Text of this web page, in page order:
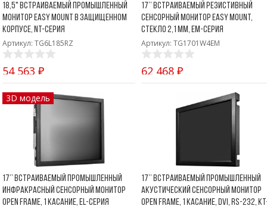
18,5" Встраиваемый промышленный
монитор Easy Mount в защищенном
корпусе, NT-серия
Артикул: TG6L185RZ
54 563 ₽
17’’ Встраиваемый резистивный
сенсорный монитор Easy Mount,
стекло 2,1 мм, EM-серия
Артикул: TG1701W4EM
62 468 ₽
3D модель
17’’ Встраиваемый промышленный
инфракрасный сенсорный монитор
Open Frame, 1 касание, EL-серия
17’’ Встраиваемый промышленный
акустический сенсорный монитор
Open Frame, 1 касание, DVI, RS-232,